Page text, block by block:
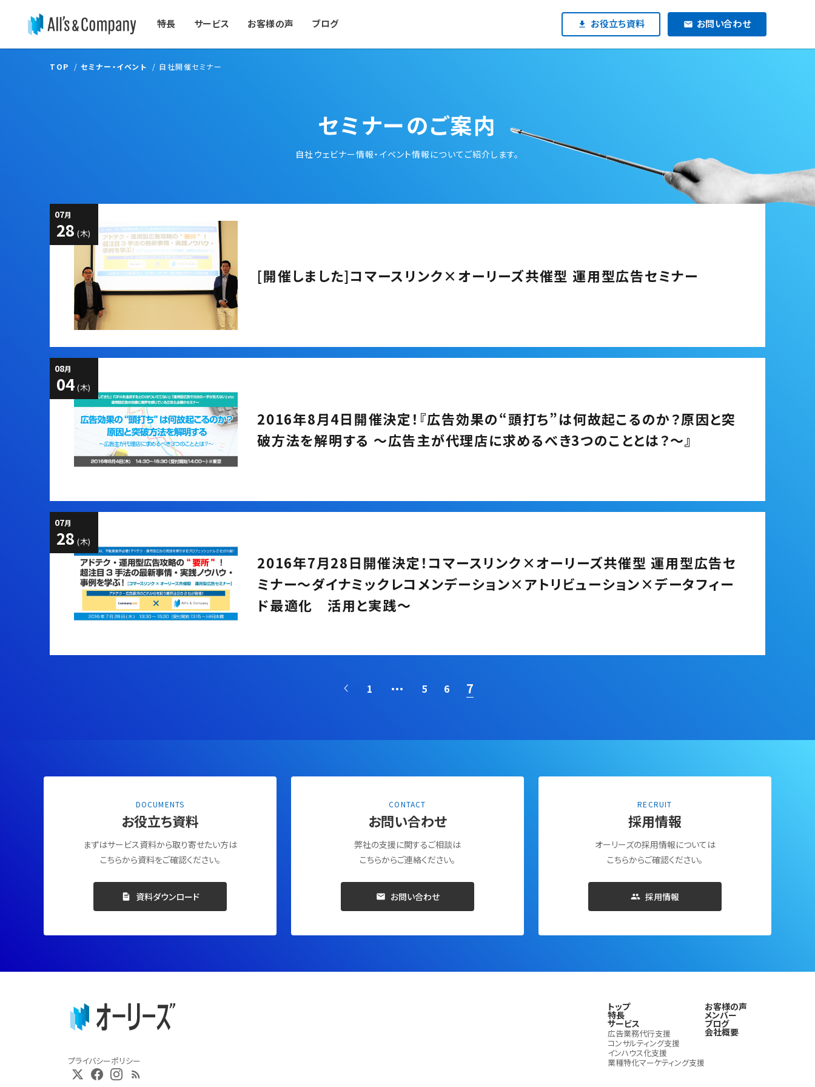
特長 サービス お客様の声 ブログ お役立ち資料 お問い合わせ
TOP セミナー・イベント 自社開催セミナー
セミナーのご案内
自社ウェビナー情報・イベント情報についてご紹介します。
07月
28 (木)
[開催しました]コマースリンク×オーリーズ共催型 運用型広告セミナー
08月
04 (木)
2016年8月4日開催決定！『広告効果の“頭打ち”は何故起こるのか？原因と突
破方法を解明する ～広告主が代理店に求めるべき3つのこととは？～』
07月
28 (木)
2016年7月28日開催決定！コマースリンク×オーリーズ共催型 運用型広告セ
ミナー～ダイナミックレコメンデーション×アトリビューション×データフィー
ド最適化 活用と実践～
1 ... 5 6 7
DOCUMENTS
お役立ち資料
まずはサービス資料から取り寄せたい方は
こちらから資料をご確認ください。
資料ダウンロード
CONTACT
お問い合わせ
弊社の支援に関するご相談は
こちらからご連絡ください。
お問い合わせ
RECRUIT
採用情報
オーリーズの採用情報については
こちらからご確認ください。
採用情報
プライバシーポリシー
トップ
特長
サービス
広告業務代行支援
コンサルティング支援
インハウス化支援
業種特化マーケティング支援
お客様の声
メンバー
ブログ
会社概要